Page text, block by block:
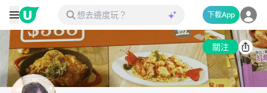
下載App
關注